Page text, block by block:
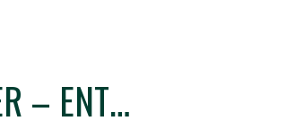
A LOUER – ENTREPOTS URBAINS – 5600m2